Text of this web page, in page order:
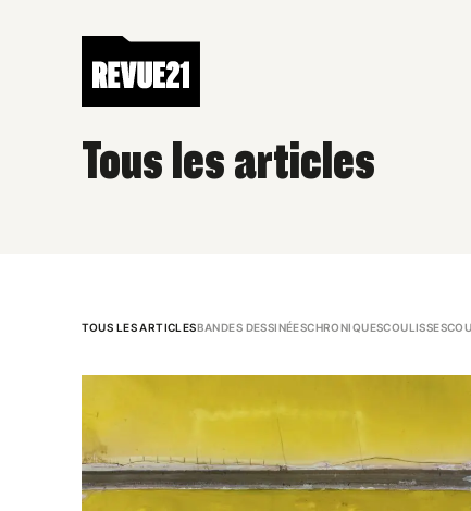
Tous les articles
TOUS LES ARTICLESBANDES DESSINÉESCHRONIQUESCOULISSES